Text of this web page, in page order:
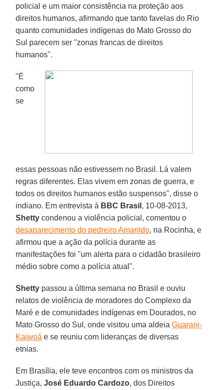
policial e um maior consistência na proteção aos
direitos humanos, afirmando que tanto favelas do Rio
quanto comunidades indígenas do Mato Grosso do
Sul parecem ser "zonas francas de direitos
humanos".
"É
como
se
essas pessoas não estivessem no Brasil. Lá valem
regras diferentes. Elas vivem em zonas de guerra, e
todos os direitos humanos estão suspensos", disse o
indiano. Em entrevista à BBC Brasil , 10-08-2013,
Shetty condenou a violência policial, comentou o
desaparecimento do pedreiro Amarildo, na Rocinha, e
afirmou que a ação da polícia durante as
manifestações foi "um alerta para o cidadão brasileiro
médio sobre como a polícia atual".
Shetty passou a última semana no Brasil e ouviu
relatos de violência de moradores do Complexo da
Maré e de comunidades indígenas em Dourados, no
Mato Grosso do Sul, onde visitou uma aldeiaGuarani-
Kaiwoá e se reuniu com lideranças de diversas
etnias.
Em Brasília, ele teve encontros com os ministros da
Justiça,José Eduardo Cardozo, dos Direitos